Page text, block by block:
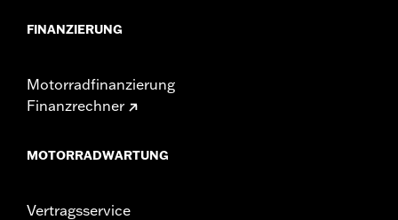
FINANZIERUNG
Motorradfinanzierung
Finanzrechner
MOTORRADWARTUNG
Vertragsservice